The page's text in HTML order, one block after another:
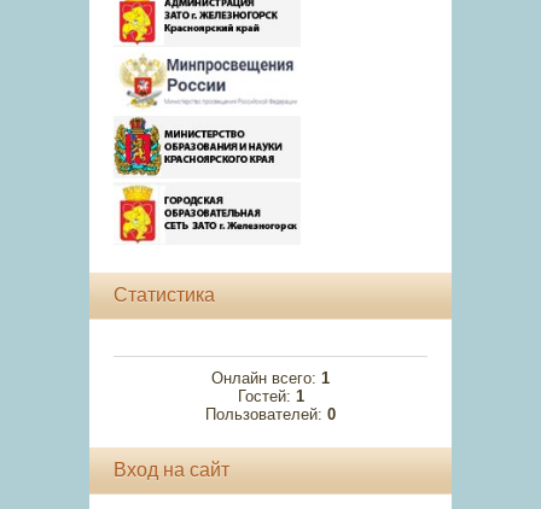
Статистика
Онлайн всего: 1
Гостей: 1
Пользователей: 0
Вход на сайт